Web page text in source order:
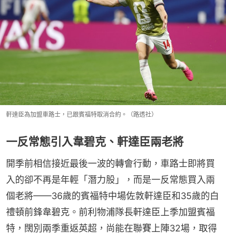
軒達臣為加盟車路士，已跟賓福特取消合約。（路透社）
一反常態引入韋碧克、軒達臣兩老將
開季前相信接近最後一波的轉會行動，車路士即將買
入的卻不再是年輕「潛力股」，而是一反常態買入兩
個老將——36歲的賓福特中場佐敦軒達臣和35歲的白
禮頓前鋒韋碧克。前利物浦隊長軒達臣上季加盟賓福
特，闊別兩季重返英超，尚能在聯賽上陣32場，取得